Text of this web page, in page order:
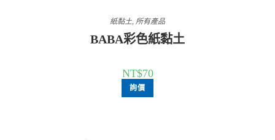
紙黏土, 所有產品
BABA彩色紙黏土
NT$70
詢價